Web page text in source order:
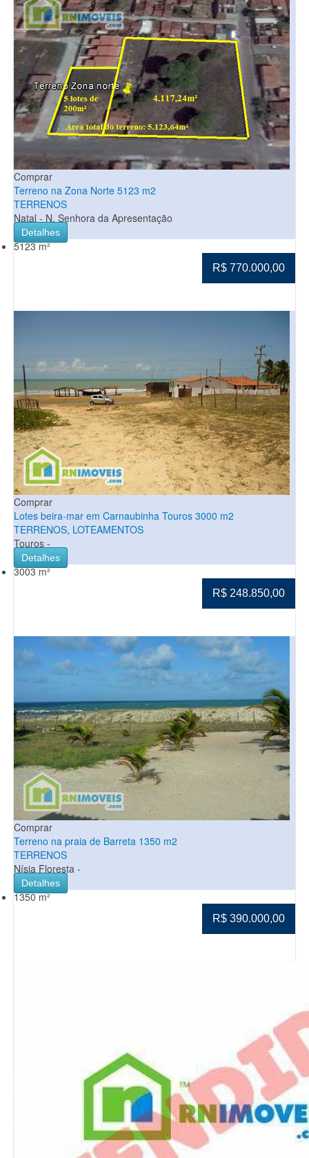
Comprar
Terreno na Zona Norte 5123 m2
TERRENOS
Natal - N. Senhora da Apresentação
Detalhes
5123 m²
R$ 770.000,00
Comprar
Lotes beira-mar em Carnaubinha Touros 3000 m2
TERRENOS, LOTEAMENTOS
Touros -
Detalhes
3003 m²
R$ 248.850,00
Comprar
Terreno na praia de Barreta 1350 m2
TERRENOS
Nísia Floresta -
Detalhes
1350 m²
R$ 390.000,00